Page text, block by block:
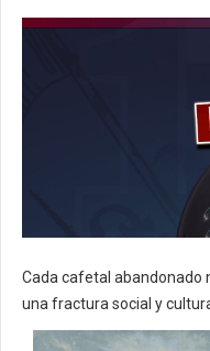
Cada cafetal abandonado
una fractura social y